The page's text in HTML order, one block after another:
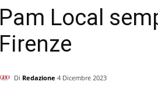
Pam Local
Firenze
Di Redazione 4 Dicembre 2023